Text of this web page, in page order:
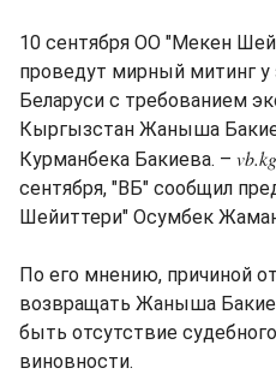
10 сентября ОО "Мекен
проведут мирный митинг у
Беларуси с требованием
Кыргызстан Жаныша
Курманбека Бакиева. – vb.kg
сентября, "ВБ" сообщил
Шейиттери" Осумбек
По его мнению, причиной
возвращать Жаныша
быть отсутствие
виновности.